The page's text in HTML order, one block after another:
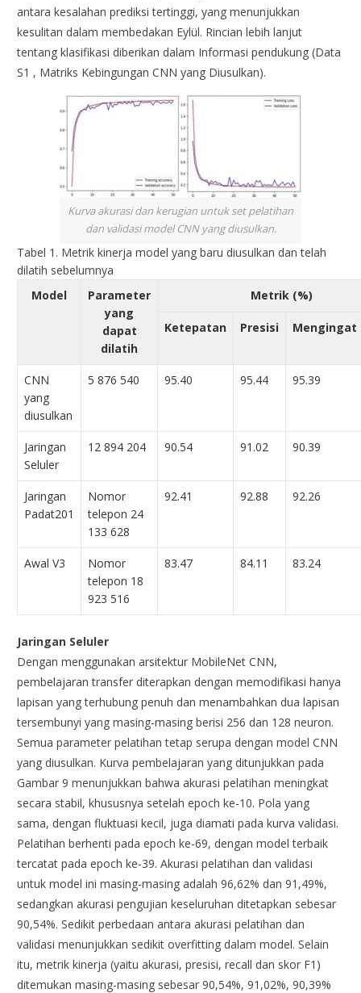
antara kesalahan prediksi tertinggi, yang menunjukkan
kesulitan dalam membedakan Eylül. Rincian lebih lanjut
tentang klasifikasi diberikan dalam Informasi pendukung (Data
S1 , Matriks Kebingungan CNN yang Diusulkan).
Kurva akurasi dan kerugian untuk set pelatihan
dan validasi model CNN yang diusulkan.
Tabel 1. Metrik kinerja model yang baru diusulkan dan telah
dilatih sebelumnya
Model
Parameter
yang
dapat
dilatih
Metrik (%)
Ketepatan Presisi Mengingat
CNN
yang
diusulkan
5 876 ​​540 95.40 95.44 95.39
Jaringan
Seluler
12 894 204 90.54 91.02 90.39
Jaringan
Padat201
Nomor
telepon 24
133 628
92.41 92.88 92.26
Awal V3
Nomor
telepon 18
923 516
83.47 84.11 83.24
Jaringan Seluler
Dengan menggunakan arsitektur MobileNet CNN,
pembelajaran transfer diterapkan dengan memodifikasi hanya
lapisan yang terhubung penuh dan menambahkan dua lapisan
tersembunyi yang masing-masing berisi 256 dan 128 neuron.
Semua parameter pelatihan tetap serupa dengan model CNN
yang diusulkan. Kurva pembelajaran yang ditunjukkan pada
Gambar 9 menunjukkan bahwa akurasi pelatihan meningkat
secara stabil, khususnya setelah epoch ke-10. Pola yang
sama, dengan fluktuasi kecil, juga diamati pada kurva validasi.
Pelatihan berhenti pada epoch ke-69, dengan model terbaik
tercatat pada epoch ke-39. Akurasi pelatihan dan validasi
untuk model ini masing-masing adalah 96,62% dan 91,49%,
sedangkan akurasi pengujian keseluruhan ditetapkan sebesar
90,54%. Sedikit perbedaan antara akurasi pelatihan dan
validasi menunjukkan sedikit overfitting dalam model. Selain
itu, metrik kinerja (yaitu akurasi, presisi, recall dan skor F1)
ditemukan masing-masing sebesar 90,54%, 91,02%, 90,39%